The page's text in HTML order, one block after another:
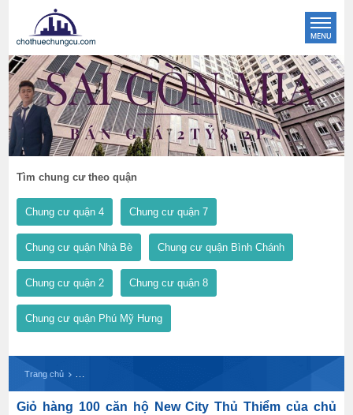
Tìm chung cư theo quận
Chung cư quận 4 Chung cư quận 7
Chung cư quận Nhà Bè Chung cư quận Bình Chánh
Chung cư quận 2 Chung cư quận 8
Chung cư quận Phú Mỹ Hưng
Trang chủ
Giỏ hàng 100 căn hộ New City Thủ Thiểm của chủ